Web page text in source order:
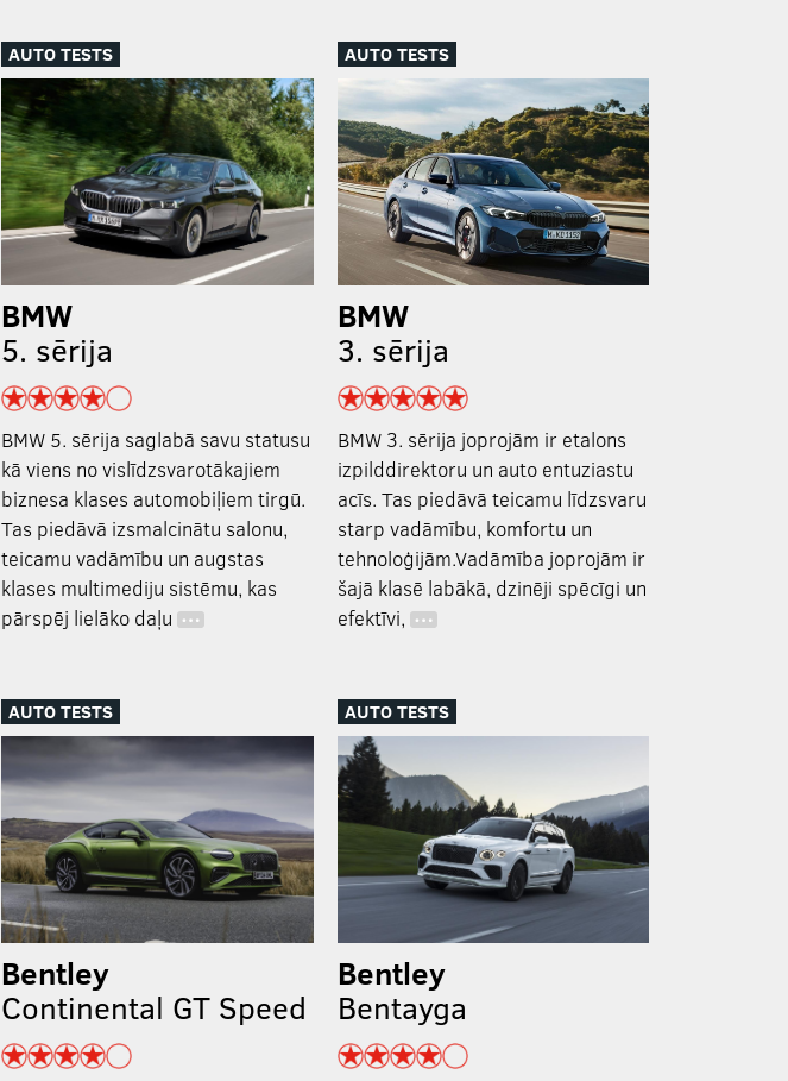
AUTO TESTS
BMW
5. sērija
BMW 5. sērija saglabā savu statusu
kā viens no vislīdzsvarotākajiem
biznesa klases automobiļiem tirgū.
Tas piedāvā izsmalcinātu salonu,
teicamu vadāmību un augstas
klases multimediju sistēmu, kas
pārspēj lielāko daļu …
AUTO TESTS
BMW
3. sērija
BMW 3. sērija joprojām ir etalons
izpilddirektoru un auto entuziastu
acīs. Tas piedāvā teicamu līdzsvaru
starp vadāmību, komfortu un
tehnoloģijām.Vadāmība joprojām ir
šajā klasē labākā, dzinēji spēcīgi un
efektīvi, …
AUTO TESTS
Bentley
Continental GT Speed
AUTO TESTS
Bentley
Bentayga